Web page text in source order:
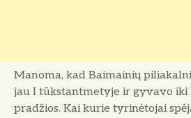
Manoma, kad Baimainių
jau I tūkstantmetyje ir gyvavo iki
pradžios. Kai kurie tyrinėtojai